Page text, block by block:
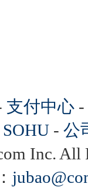
支付中心 -
- 公
Inc.